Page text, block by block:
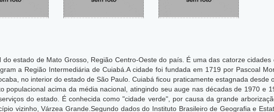
estado de Mato Grosso, Região Centro-Oeste do país. É uma das catorze
a Região Intermediária de Cuiabá.A cidade foi fundada em 1719 por Pascoal
no interior do estado de São Paulo. Cuiabá ficou praticamente estagnada desde
populacional acima da média nacional, atingindo seu auge nas décadas de 1970 e
do estado. É conhecida como "cidade verde", por causa da grande
vizinho, Várzea Grande.Segundo dados do Instituto Brasileiro de Geografia e